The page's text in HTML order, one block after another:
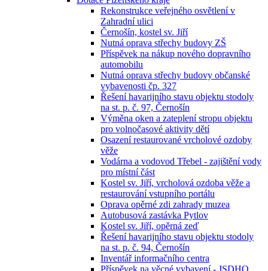
Rekonstrukce veřejného osvětlení v
Zahradní ulici
Černošín, kostel sv. Jiří
Nutná oprava střechy budovy ZŠ
Příspěvek na nákup nového dopravního
automobilu
Nutná oprava střechy budovy občanské
vybavenosti čp. 327
Řešení havarijního stavu objektu stodoly
na st. p. č. 97, Černošín
Výměna oken a zateplení stropu objektu
pro volnočasové aktivity dětí
Osazení restaurované vrcholové ozdoby
věže
Vodárna a vodovod Třebel - zajištění vody
pro místní část
Kostel sv. Jiří, vrcholová ozdoba věže a
restaurování vstupního portálu
Oprava opěrné zdi zahrady muzea
Autobusová zastávka Pytlov
Kostel sv. Jiří, opěrná zeď
Řešení havarijního stavu objektu stodoly
na st. p. č. 94, Černošín
Inventář informačního centra
Příspěvek na věcné vybavení - JSDHO